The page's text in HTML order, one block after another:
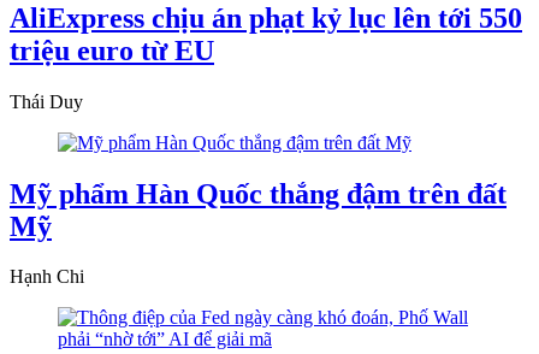
AliExpress chịu án phạt kỷ lục lên tới 550
triệu euro từ EU
Thái Duy
Mỹ phẩm Hàn Quốc thắng đậm trên đất
Mỹ
Hạnh Chi